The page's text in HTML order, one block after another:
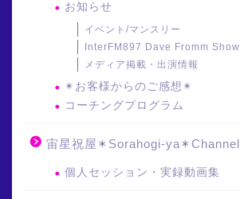
お知らせ
イベント/マンスリー
InterFM897 Dave Fromm Show
メディア掲載・出演情報
✴︎お客様からのご感想✴︎
コーチングプログラム
宙星祝屋✶Sorahogi-ya✶Channel
個人セッション・実録動画集